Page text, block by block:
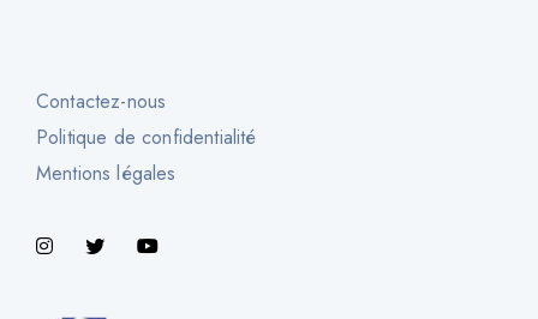
Contactez-nous
Politique de confidentialité
Mentions légales